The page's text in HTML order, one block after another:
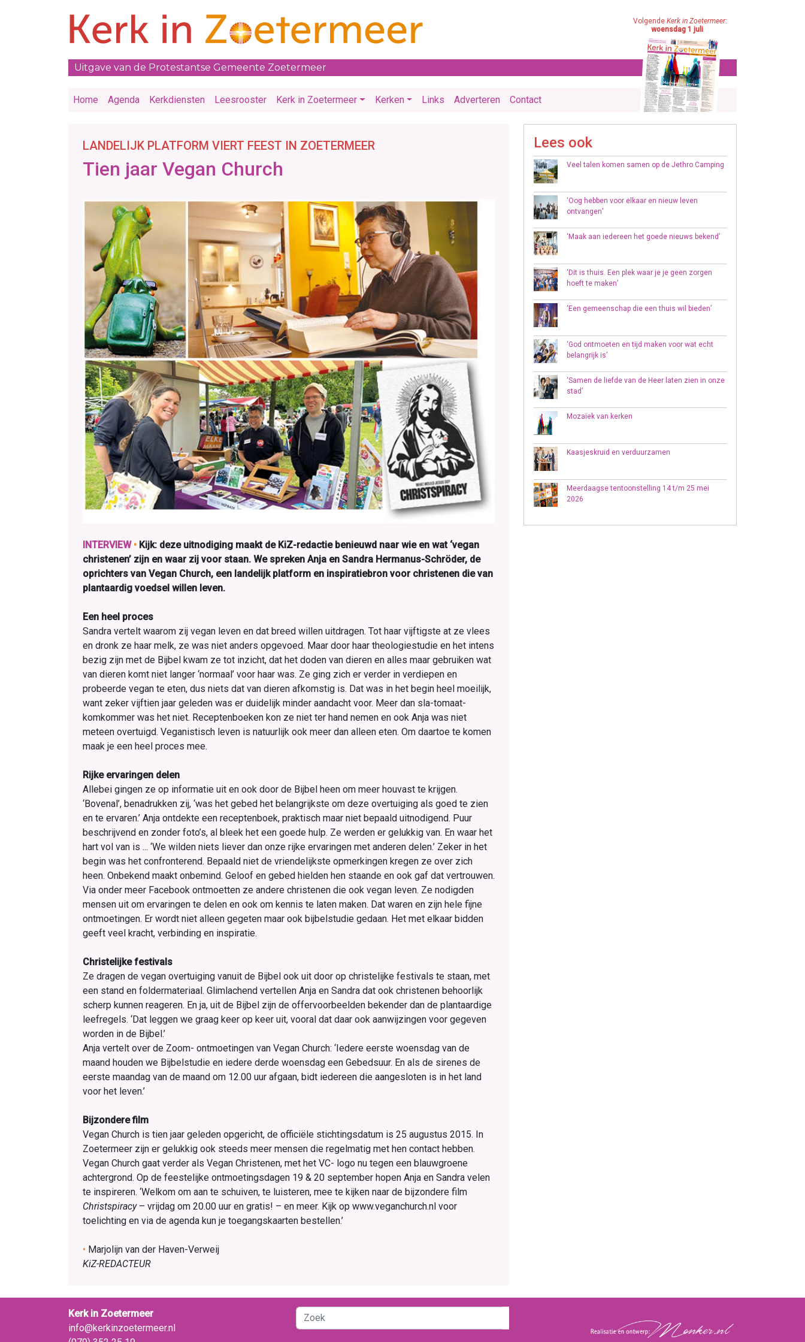
Uitgave van de Protestantse Gemeente Zoetermeer
Home Agenda Kerkdiensten Leesrooster Kerk in Zoetermeer Kerken Links Adverteren Contact
Volgende Kerk in Zoetermeer:
woensdag 1 juli
LANDELIJK PLATFORM VIERT FEEST IN ZOETERMEER
Tien jaar Vegan Church
INTERVIEW • Kijk: deze uitnodiging maakt de KiZ-redactie benieuwd naar wie en wat ‘vegan
christenen’ zijn en waar zij voor staan. We spreken Anja en Sandra Hermanus-Schröder, de
oprichters van Vegan Church, een landelijk platform en inspiratie­bron voor christenen die van
plantaardig voedsel willen leven.
Een heel proces
Sandra vertelt waarom zij vegan leven en dat breed willen uitdragen. Tot haar vijftigste at ze vlees
en dronk ze haar melk, ze was niet anders opgevoed. Maar door haar theologiestudie en het intens
bezig zijn met de Bijbel kwam ze tot inzicht, dat het doden van dieren en alles maar gebruiken wat
van dieren komt niet langer ‘normaal’ voor haar was. Ze ging zich er verder in verdiepen en
probeerde vegan te eten, dus niets dat van dieren afkomstig is. Dat was in het begin heel moeilijk,
want zeker vijftien jaar geleden was er duidelijk minder aandacht voor. Meer dan sla-tomaat-
komkommer was het niet. Receptenboeken kon ze niet ter hand nemen en ook Anja was niet
meteen overtuigd. Veganistisch leven is natuurlijk ook meer dan alleen eten. Om daartoe te komen
maak je een heel proces mee.
Rijke ervaringen delen
Allebei gingen ze op informatie uit en ook door de Bijbel heen om meer houvast te krijgen.
‘Bovenal’, benadrukken zij, ‘was het gebed het belangrijkste om deze overtuiging als goed te zien
en te ervaren.’ Anja ontdekte een receptenboek, praktisch maar niet bepaald uitnodigend. Puur
beschrijvend en zonder foto’s, al bleek het een goede hulp. Ze werden er gelukkig van. En waar het
hart vol van is ... ‘We wilden niets liever dan onze rijke ervaringen met anderen delen.’ Zeker in het
begin was het confronterend. Bepaald niet de vriendelijkste opmerkingen kregen ze over zich
heen. Onbekend maakt onbemind. Geloof en gebed hielden hen staande en ook gaf dat vertrouwen.
Via onder meer Facebook ontmoetten ze andere christenen die ook vegan leven. Ze nodigden
mensen uit om ervaringen te delen en ook om kennis te laten maken. Dat waren en zijn hele fijne
ontmoetingen. Er wordt niet alleen gegeten maar ook bijbelstudie gedaan. Het met elkaar bidden
geeft veel kracht, verbinding en inspiratie.
Christelijke festivals
Ze dragen de vegan overtuiging vanuit de Bijbel ook uit door op christelijke festivals te staan, met
een stand en foldermateriaal. Glimlachend vertellen Anja en Sandra dat ook christenen behoorlijk
scherp kunnen reageren. En ja, uit de Bijbel zijn de offervoorbeelden bekender dan de plantaardige
leefregels. ‘Dat leggen we graag keer op keer uit, vooral dat daar ook aanwijzingen voor gegeven
worden in de Bijbel.’
Anja vertelt over de Zoom- ontmoetingen van Vegan Church: ‘Iedere eerste woensdag van de
maand houden we Bijbelstudie en iedere derde woensdag een Gebedsuur. En als de sirenes de
eerste maandag van de maand om 12.00 uur afgaan, bidt iedereen die aangesloten is in het land
voor het leven.’
Bijzondere film
Vegan Church is tien jaar geleden opgericht, de officiële stichtingsdatum is 25 augustus 2015. In
Zoetermeer zijn er gelukkig ook steeds meer mensen die regelmatig met hen contact hebben.
Vegan Church gaat verder als Vegan Christenen, met het VC- logo nu tegen een blauwgroene
achtergrond. Op de feestelijke ontmoetingsdagen 19 & 20 september hopen Anja en Sandra velen
te inspireren. ‘Welkom om aan te schuiven, te luisteren, mee te kijken naar de bijzondere film
Christspiracy – vrijdag om 20.00 uur en gratis! – en meer. Kijk op www.veganchurch.nl voor
toelichting en via de agenda kun je toegangskaarten bestellen.’
• Marjolijn van der Haven-Verweij
KiZ-REDACTEUR
Lees ook
Veel talen komen samen op de Jethro Camping
‘Oog hebben voor elkaar en nieuw leven
ontvangen’
‘Maak aan iedereen het goede nieuws bekend’
‘Dit is thuis. Een plek waar je je geen zorgen
hoeft te maken’
‘Een gemeenschap die een thuis wil bieden’
‘God ontmoeten en tijd maken voor wat echt
belangrijk is’
‘Samen de liefde van de Heer laten zien in onze
stad’
Mozaïek van kerken
Kaasjeskruid en verduurzamen
Meerdaagse tentoonstelling 14 t/m 25 mei
2026
Kerk in Zoetermeer
info@kerkinzoetermeer.nl